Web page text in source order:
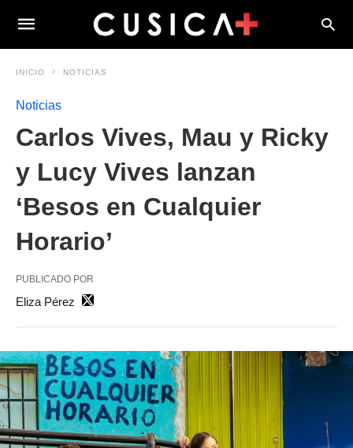
INICIO NOTICIAS
Noticias
Carlos Vives, Mau y Ricky
y Lucy Vives lanzan
‘Besos en Cualquier
Horario’
PUBLICADO POR
Eliza Pérez